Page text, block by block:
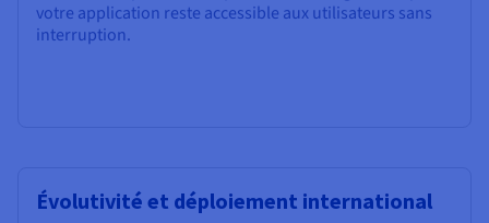
votre application reste accessible aux utilisateurs sans
interruption.
Évolutivité et déploiement international